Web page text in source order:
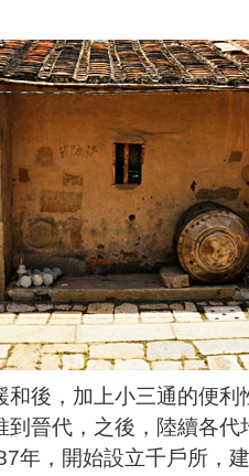
和後，加上小三通的便利
到晉代，之後，陸續各
年，開始設立千戶所，